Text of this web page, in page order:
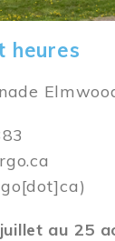
heures
au 25